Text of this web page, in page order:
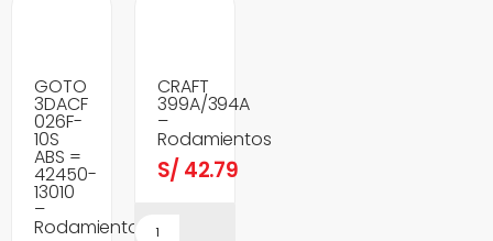
GOTO
3DACF
026F-
10S
ABS =
42450-
13010
–
Rodamientos
CRAFT
399A/394A
–
Rodamientos
S/ 42.79